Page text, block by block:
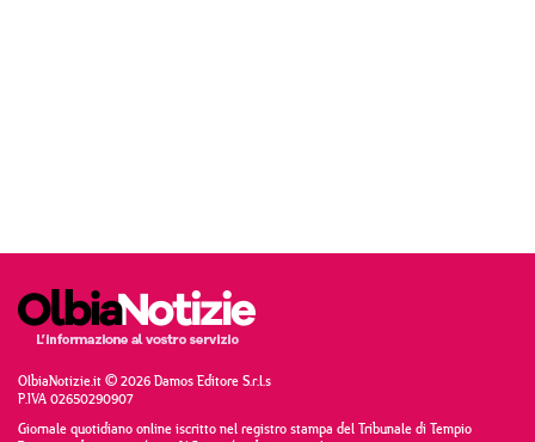
OlbiaNotizie.it © 2026 Damos Editore S.r.l.s
P.IVA 02650290907
Giornale quotidiano online iscritto nel registro stampa del Tribunale di Tempio